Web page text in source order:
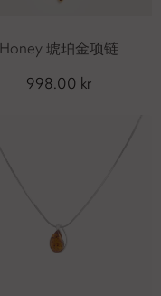
Honey 琥珀金项链
998.00 kr